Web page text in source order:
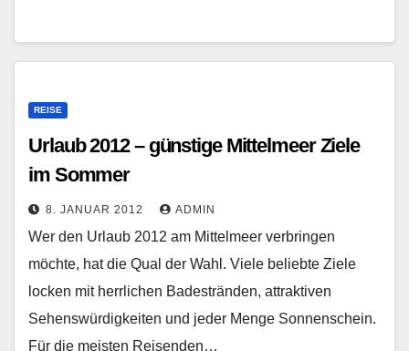
REISE
Urlaub 2012 – günstige Mittelmeer Ziele
im Sommer
8. JANUAR 2012 ADMIN
Wer den Urlaub 2012 am Mittelmeer verbringen
möchte, hat die Qual der Wahl. Viele beliebte Ziele
locken mit herrlichen Badestränden, attraktiven
Sehenswürdigkeiten und jeder Menge Sonnenschein.
Für die meisten Reisenden…